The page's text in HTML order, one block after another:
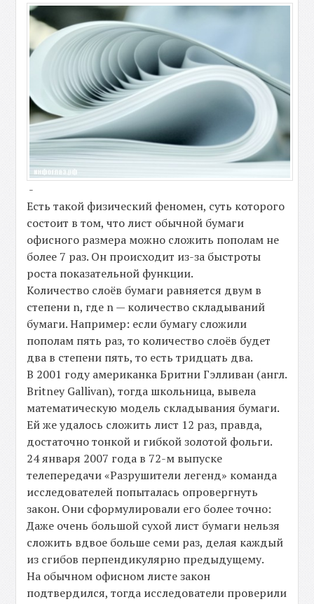
-
Есть такой физический феномен, суть которого
состоит в том, что лист обычной бумаги
офисного размера можно сложить пополам не
более 7 раз. Он происходит из-за быстроты
роста показательной функции.
Количество слоёв бумаги равняется двум в
степени n, где n — количество складываний
бумаги. Например: если бумагу сложили
пополам пять раз, то количество слоёв будет
два в степени пять, то есть тридцать два.
В 2001 году американка Бритни Гэлливан (англ.
Britney Gallivan), тогда школьница, вывела
математическую модель складывания бумаги.
Ей же удалось сложить лист 12 раз, правда,
достаточно тонкой и гибкой золотой фольги.
24 января 2007 года в 72-м выпуске
телепередачи «Разрушители легенд» команда
исследователей попыталась опровергнуть
закон. Они сформулировали его более точно:
Даже очень большой сухой лист бумаги нельзя
сложить вдвое больше семи раз, делая каждый
из сгибов перпендикулярно предыдущему.
На обычном офисном листе закон
подтвердился, тогда исследователи проверили